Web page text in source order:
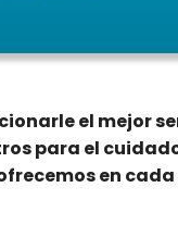
el mejor
para el
en